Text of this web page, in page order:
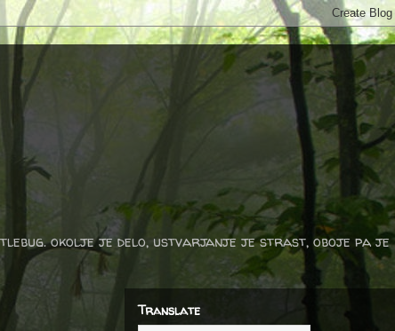
okolje je delo, ustvarjanje je strast, oboje pa je
Translate